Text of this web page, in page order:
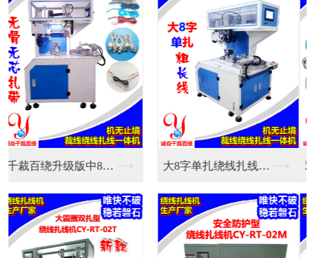
双伺服新款全自动绕线... 大8字单扎绕线扎线机...